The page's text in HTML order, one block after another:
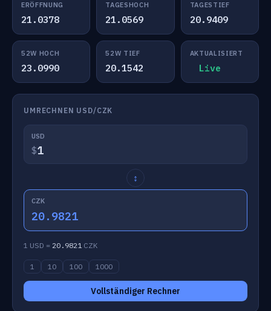
ERÖFFNUNG
21.0378
TAGESHOCH
21.0569
TAGESTIEF
20.9409
52W HOCH
23.0990
52W TIEF
20.1542
AKTUALISIERT
Live
UMRECHNEN USD/CZK
USD
$
↕
CZK
20.9821
1 USD = 20.9821 CZK
1 10 100 1000
Vollständiger Rechner